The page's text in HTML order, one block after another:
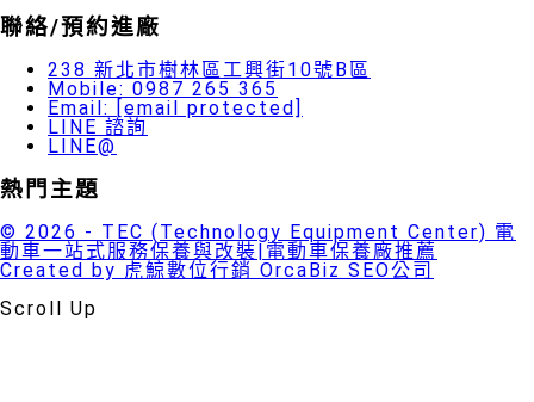
聯絡/預約進廠
238 新北市樹林區工興街10號B區
Mobile: 0987 265 365
Email: [email protected]
LINE 諮詢
LINE@
熱門主題
© 2026 - TEC (Technology Equipment Center) 電
動車一站式服務保養與改裝|電動車保養廠推薦
Created by 虎鯨數位行銷 OrcaBiz SEO公司
Scroll Up